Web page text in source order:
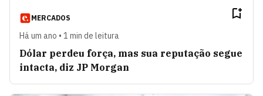
MERCADOS
Há um ano • 1 min de leitura
Dólar perdeu força, mas sua reputação segue
intacta, diz JP Morgan